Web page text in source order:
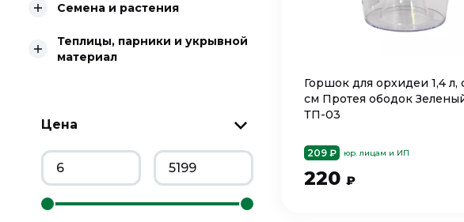
Семена и растения
Теплицы, парники и укрывной
материал
Цена
Горшок для орхидеи 1,4 л,
см Протея ободок
ТП-03
209 ₽ юр. лицам и ИП
220 ₽